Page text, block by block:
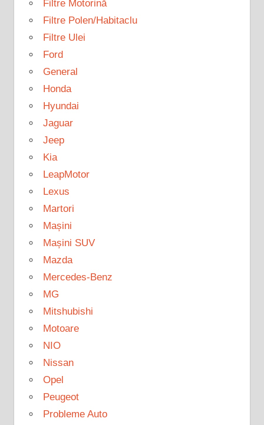
Filtre Motorină
Filtre Polen/Habitaclu
Filtre Ulei
Ford
General
Honda
Hyundai
Jaguar
Jeep
Kia
LeapMotor
Lexus
Martori
Mașini
Mașini SUV
Mazda
Mercedes-Benz
MG
Mitshubishi
Motoare
NIO
Nissan
Opel
Peugeot
Probleme Auto